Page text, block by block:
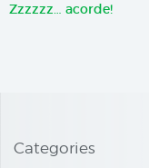
Zzzzzz… acorde!
Categories